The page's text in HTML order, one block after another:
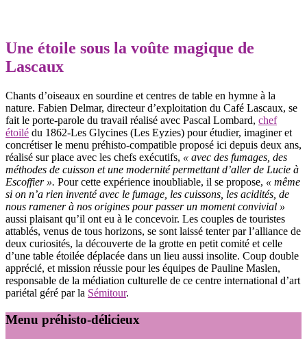
Une étoile sous la voûte magique de
Lascaux
Chants d’oiseaux en sourdine et centres de table en hymne à la
nature. Fabien Delmar, directeur d’exploitation du Café Lascaux, se
fait le porte-parole du travail réalisé avec Pascal Lombard, chef
étoilé du 1862-Les Glycines (Les Eyzies) pour étudier, imaginer et
concrétiser le menu préhisto-compatible proposé ici depuis deux ans,
réalisé sur place avec les chefs exécutifs, « avec des fumages, des
méthodes de cuisson et une modernité permettant d’aller de Lucie à
Escoffier ». Pour cette expérience inoubliable, il se propose, « même
si on n’a rien inventé avec le fumage, les cuissons, les acidités, de
nous ramener à nos origines pour passer un moment convivial »
aussi plaisant qu’il ont eu à le concevoir. Les couples de touristes
attablés, venus de tous horizons, se sont laissé tenter par l’alliance de
deux curiosités, la découverte de la grotte en petit comité et celle
d’une table étoilée déplacée dans un lieu aussi insolite. Coup double
apprécié, et mission réussie pour les équipes de Pauline Maslen,
responsable de la médiation culturelle de ce centre international d’art
pariétal géré par la Sémitour.
Menu préhisto-délicieux